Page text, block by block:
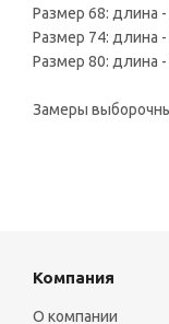
Размер 68: длина -
Размер 74: длина -
Размер 80: длина -
Замеры
Компания
О компании